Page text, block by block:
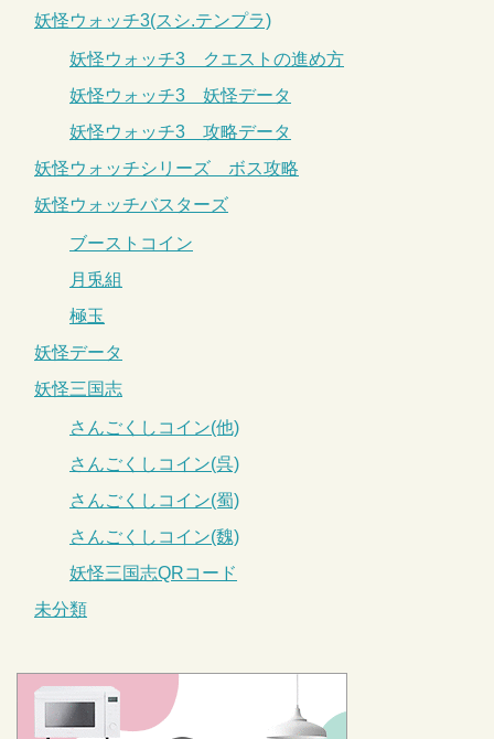
妖怪ウォッチ3(スシ.テンプラ)
妖怪ウォッチ3 クエストの進め方
妖怪ウォッチ3 妖怪データ
妖怪ウォッチ3 攻略データ
妖怪ウォッチシリーズ ボス攻略
妖怪ウォッチバスターズ
ブーストコイン
月兎組
極玉
妖怪データ
妖怪三国志
さんごくしコイン(他)
さんごくしコイン(呉)
さんごくしコイン(蜀)
さんごくしコイン(魏)
妖怪三国志QRコード
未分類